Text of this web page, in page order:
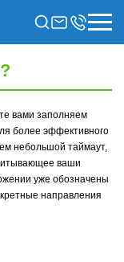
вами заполняем
более эффективного
небольшой таймаут,
ваши
уже обозначены
направления